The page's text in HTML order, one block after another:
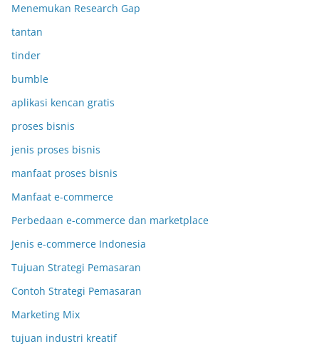
Menemukan Research Gap
tantan
tinder
bumble
aplikasi kencan gratis
proses bisnis
jenis proses bisnis
manfaat proses bisnis
Manfaat e-commerce
Perbedaan e-commerce dan marketplace
Jenis e-commerce Indonesia
Tujuan Strategi Pemasaran
Contoh Strategi Pemasaran
Marketing Mix
tujuan industri kreatif